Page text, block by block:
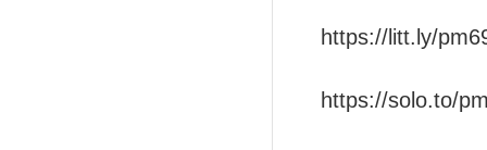
https://litt.ly/
https://solo.to/